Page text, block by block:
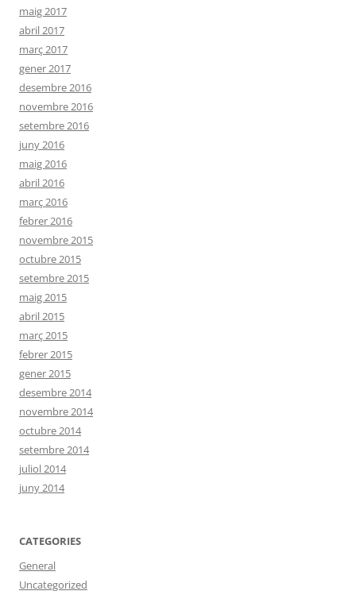
maig 2017
abril 2017
març 2017
gener 2017
desembre 2016
novembre 2016
setembre 2016
juny 2016
maig 2016
abril 2016
març 2016
febrer 2016
novembre 2015
octubre 2015
setembre 2015
maig 2015
abril 2015
març 2015
febrer 2015
gener 2015
desembre 2014
novembre 2014
octubre 2014
setembre 2014
juliol 2014
juny 2014
CATEGORIES
General
Uncategorized